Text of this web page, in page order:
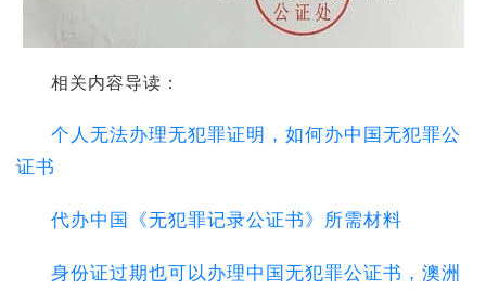
相关内容导读：
个人无法办理无犯罪证明，如何办中国无犯罪公
证书
代办中国《无犯罪记录公证书》所需材料
身份证过期也可以办理中国无犯罪公证书，澳洲